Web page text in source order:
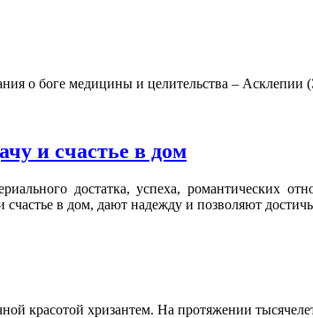
о боге медицины и целительства – Асклепии
и счастье в дом
достатка, успеха, романтических
в дом, дают надежду и позволяют достичь
красотой хризантем. На протяжении